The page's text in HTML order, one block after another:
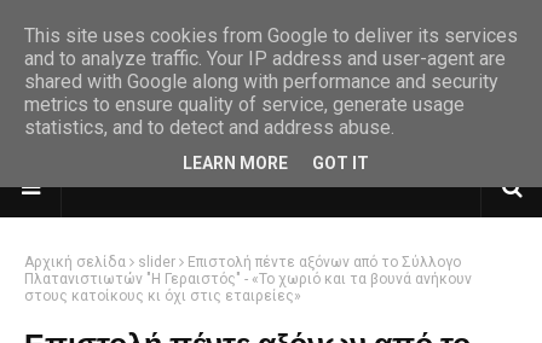
Αρχική σελίδα slider
Επιστολή πέντε αξόνων από το Σύλλογο
Πλατανιστιωτών "Η Γεραιστός" - «Το χωριό και τα βουνά ανήκουν
στους κατοίκους κι όχι στις εταιρείες»
This site uses cookies from Google to deliver its services
and to analyze traffic. Your IP address and user-agent are
shared with Google along with performance and security
metrics to ensure quality of service, generate usage
statistics, and to detect and address abuse.
LEARN MORE GOT IT